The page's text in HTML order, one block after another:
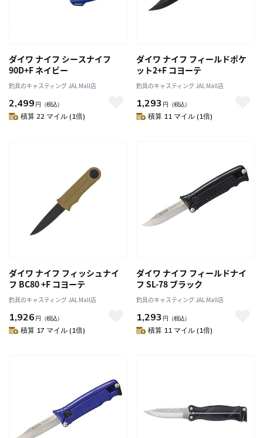
ダイワ ナイフ シースナイフ
90D+F ネイビー
釣具のキャスティング JAL Mall店
2,499 円 （税込）
積算 22 マイル (1倍)
ダイワ ナイフ フィールドポケ
ット2+F コヨーテ
釣具のキャスティング JAL Mall店
1,293 円 （税込）
積算 11 マイル (1倍)
ダイワ ナイフ フィッシュナイ
フ BC80 +F コヨーテ
釣具のキャスティング JAL Mall店
1,926 円 （税込）
積算 17 マイル (1倍)
ダイワ ナイフ フィールドナイ
フ SL-78 ブラック
釣具のキャスティング JAL Mall店
1,293 円 （税込）
積算 11 マイル (1倍)